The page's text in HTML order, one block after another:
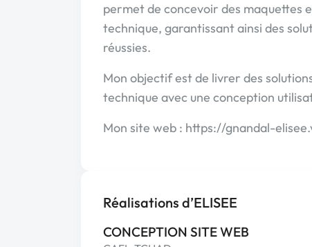
permet de concevoir des maquettes
technique, garantissant ainsi des
réussies.
Mon objectif est de livrer des
technique avec une conception
Mon site web : https://gnandal-
Réalisations d’ELISEE
CONCEPTION SITE WEB